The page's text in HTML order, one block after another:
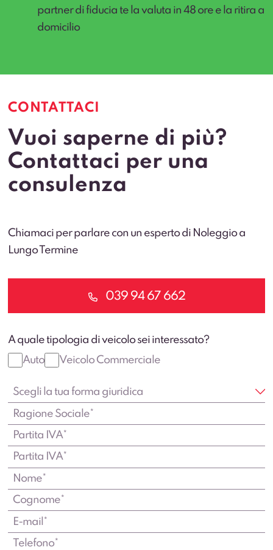
partner di fiducia te la valuta in 48 ore e la ritira a
domicilio
CONTATTACI
Vuoi saperne di più?
Contattaci per una
consulenza
Chiamaci per parlare con un esperto di Noleggio a
Lungo Termine
039 94 67 662
A quale tipologia di veicolo sei interessato?
Auto
Veicolo Commerciale